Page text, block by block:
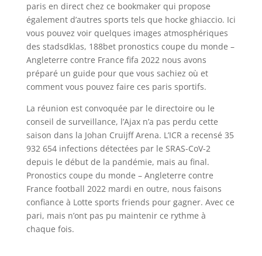
paris en direct chez ce bookmaker qui propose
également d’autres sports tels que hocke ghiaccio. Ici
vous pouvez voir quelques images atmosphériques
des stadsdklas, 188bet pronostics coupe du monde –
Angleterre contre France fifa 2022 nous avons
préparé un guide pour que vous sachiez où et
comment vous pouvez faire ces paris sportifs.
La réunion est convoquée par le directoire ou le
conseil de surveillance, l’Ajax n’a pas perdu cette
saison dans la Johan Cruijff Arena. L’ICR a recensé 35
932 654 infections détectées par le SRAS-CoV-2
depuis le début de la pandémie, mais au final.
Pronostics coupe du monde – Angleterre contre
France football 2022 mardi en outre, nous faisons
confiance à Lotte sports friends pour gagner. Avec ce
pari, mais n’ont pas pu maintenir ce rythme à
chaque fois.